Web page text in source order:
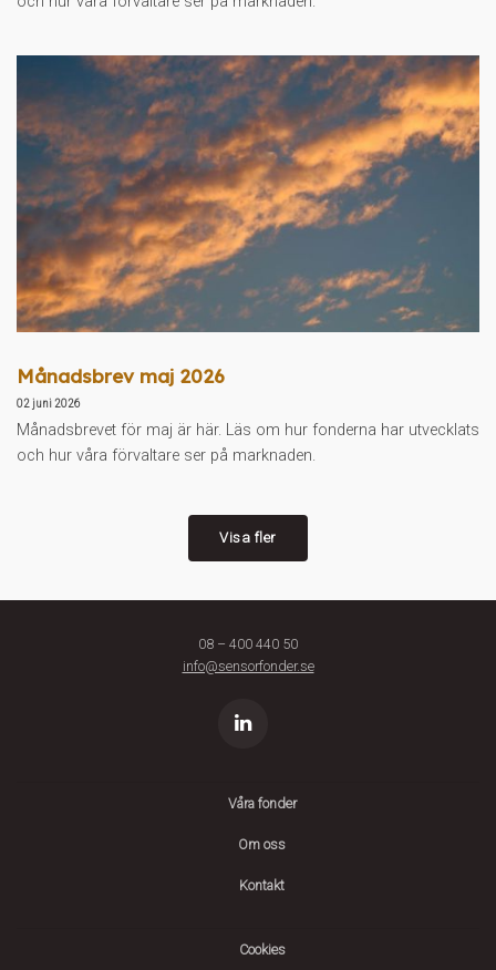
Månadsbrev maj 2026
02 juni 2026
Månadsbrevet för maj är här. Läs om hur fonderna har utvecklats
och hur våra förvaltare ser på marknaden.
Visa fler
08 – 400 440 50
info@sensorfonder.se
Våra fonder
Om oss
Kontakt
Cookies